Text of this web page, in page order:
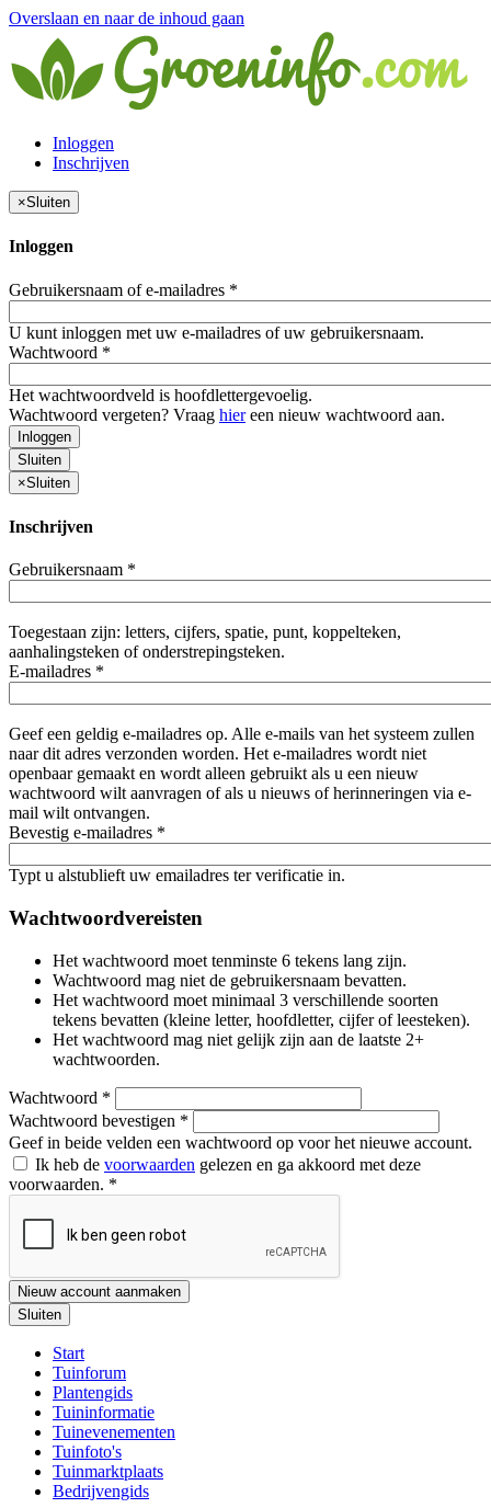
Overslaan en naar de inhoud gaan
Inloggen
Inschrijven
×Sluiten
Inloggen
Gebruikersnaam of e-mailadres *
U kunt inloggen met uw e-mailadres of uw gebruikersnaam.
Wachtwoord *
Het wachtwoordveld is hoofdlettergevoelig.
Wachtwoord vergeten? Vraag hiereen nieuw wachtwoord aan.
Inloggen
Sluiten
×Sluiten
Inschrijven
Gebruikersnaam *
Toegestaan zijn: letters, cijfers, spatie, punt, koppelteken,
aanhalingsteken of onderstrepingsteken.
E-mailadres *
Geef een geldig e-mailadres op. Alle e-mails van het systeem zullen
naar dit adres verzonden worden. Het e-mailadres wordt niet
openbaar gemaakt en wordt alleen gebruikt als u een nieuw
wachtwoord wilt aanvragen of als u nieuws of herinneringen via e-
mail wilt ontvangen.
Bevestig e-mailadres *
Typt u alstublieft uw emailadres ter verificatie in.
Wachtwoordvereisten
Het wachtwoord moet tenminste 6 tekens lang zijn.
Wachtwoord mag niet de gebruikersnaam bevatten.
Het wachtwoord moet minimaal 3 verschillende soorten
tekens bevatten (kleine letter, hoofdletter, cijfer of leesteken).
Het wachtwoord mag niet gelijk zijn aan de laatste 2+
wachtwoorden.
Wachtwoord *
Wachtwoord bevestigen *
Geef in beide velden een wachtwoord op voor het nieuwe account.
Ik heb de voorwaarden gelezen en ga akkoord met deze
voorwaarden. *
Nieuw account aanmaken
Sluiten
Start
Tuinforum
Plantengids
Tuininformatie
Tuinevenementen
Tuinfoto's
Tuinmarktplaats
Bedrijvengids